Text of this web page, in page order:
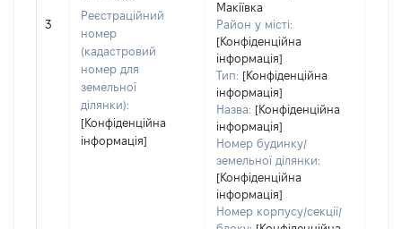
3
Реєстраційний
номер
(кадастровий
номер для
земельної
ділянки):
[Конфіденційна
інформація]
Макіївка
Район у місті:
[Конфіденційна
інформація]
Тип: [Конфіденційна
інформація]
Назва: [Конфіденційна
інформація]
Номер будинку/
земельної ділянки:
[Конфіденційна
інформація]
Номер корпусу/секції/